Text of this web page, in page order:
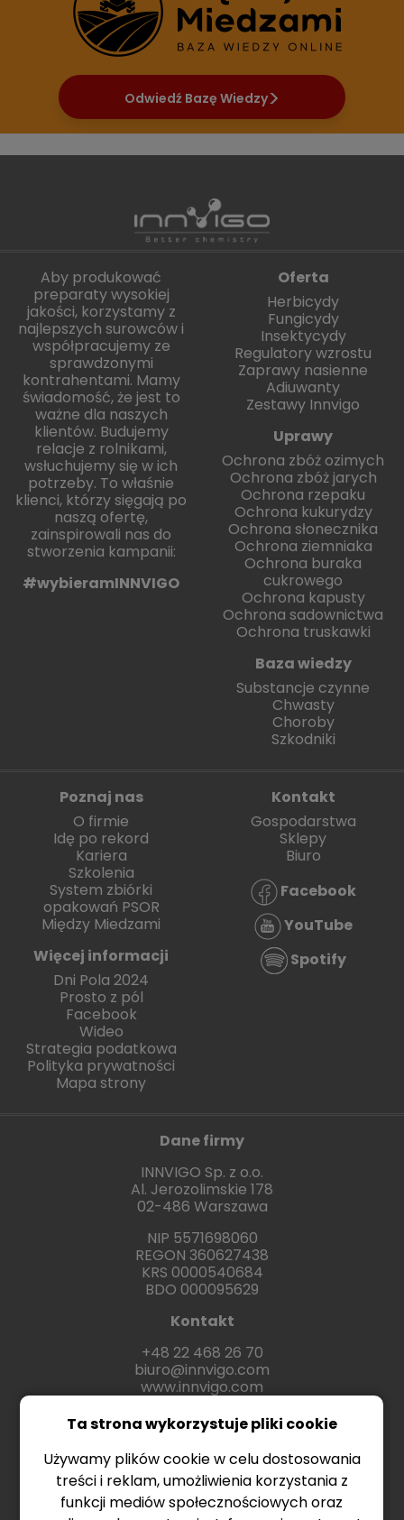
Ta strona wykorzystuje pliki cookie
Używamy plików cookie w celu dostosowania
treści i reklam, umożliwienia korzystania z
funkcji mediów społecznościowych oraz
Odwiedź Bazę Wiedzy
Aby produkować
preparaty wysokiej
jakości, korzystamy z
najlepszych surowców i
współpracujemy ze
sprawdzonymi
kontrahentami. Mamy
świadomość, że jest to
ważne dla naszych
klientów. Budujemy
relacje z rolnikami,
wsłuchujemy się w ich
potrzeby. To właśnie
klienci, którzy sięgają po
naszą ofertę,
zainspirowali nas do
stworzenia kampanii:
#wybieramINNVIGO
Oferta
Herbicydy
Fungicydy
Insektycydy
Regulatory wzrostu
Zaprawy nasienne
Adiuwanty
Zestawy Innvigo
Uprawy
Ochrona zbóż ozimych
Ochrona zbóż jarych
Ochrona rzepaku
Ochrona kukurydzy
Ochrona słonecznika
Ochrona ziemniaka
Ochrona buraka
cukrowego
Ochrona kapusty
Ochrona sadownictwa
Ochrona truskawki
Baza wiedzy
Substancje czynne
Chwasty
Choroby
Szkodniki
Poznaj nas
O firmie
Idę po rekord
Kariera
Szkolenia
System zbiórki
opakowań PSOR
Między Miedzami
Więcej informacji
Dni Pola 2024
Prosto z pól
Facebook
Wideo
Strategia podatkowa
Polityka prywatności
Mapa strony
Kontakt
Gospodarstwa
Sklepy
Biuro
Facebook
YouTube
Spotify
Dane firmy
INNVIGO Sp. z o.o.
Al. Jerozolimskie 178
02-486 Warszawa
NIP 5571698060
REGON 360627438
KRS 0000540684
BDO 000095629
Kontakt
+48 22 468 26 70
biuro@innvigo.com
www.innvigo.com